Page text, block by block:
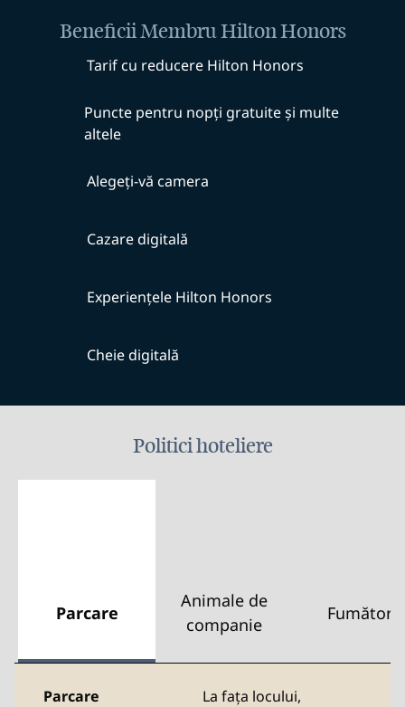
Beneficii Membru Hilton Honors
Tarif cu reducere Hilton Honors
Puncte pentru nopți gratuite și multe
altele
Alegeți-vă camera
Cazare digitală
Experiențele Hilton Honors
Cheie digitală
Politici hoteliere
Parcare
Animale de
companie
Fumători
Parcare La fața locului,